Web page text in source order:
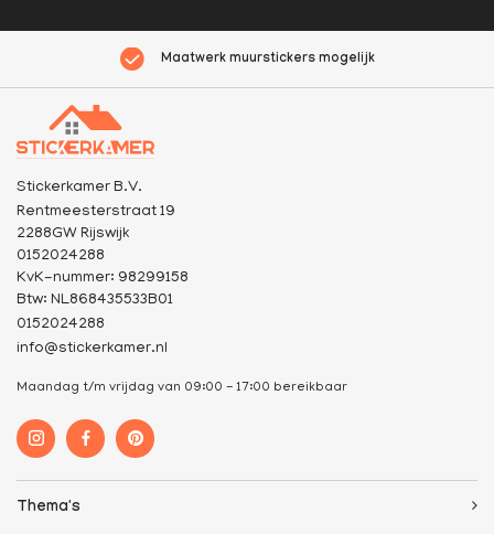
Maatwerk muurstickers mogelijk
Stickerkamer B.V.
Rentmeesterstraat 19
2288GW Rijswijk
0152024288
KvK-nummer: 98299158
Btw: NL868435533B01
0152024288
info@stickerkamer.nl
Maandag t/m vrijdag van 09:00 - 17:00 bereikbaar
Thema's